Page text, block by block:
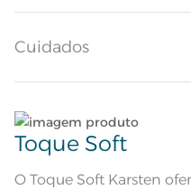
Atributos
Cuidados
Lave tipos de tecidos
Não lave cores claras
ciclo;
Toque Soft
O Toque Soft Karsten